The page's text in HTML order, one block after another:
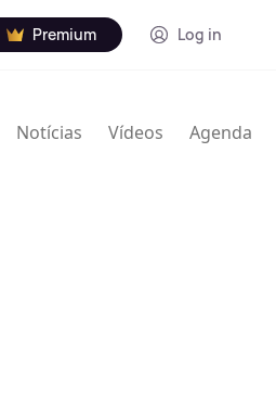
Premium Log in
Notícias Vídeos Agenda